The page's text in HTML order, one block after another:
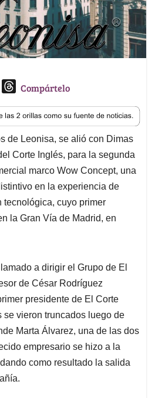
T
r
e
a
d
s
Compártelo
de Leonisa, se alió con Dimas
Corte Inglés, para la segunda
marco Wow Concept, una
en la experiencia de
tecnológica, cuyo primer
la Gran Vía de Madrid, en
a dirigir el Grupo de El
de César Rodríguez
presidente de El Corte
se vieron truncados luego de
Marta Álvarez, una de las dos
empresario se hizo a la
como resultado la salida